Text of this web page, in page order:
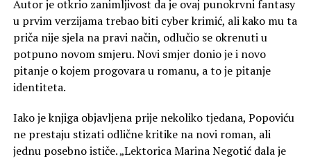
Autor je otkrio zanimljivost da je ovaj punokrvni fantasy
u prvim verzijama trebao biti cyber krimić, ali kako mu ta
priča nije sjela na pravi način, odlučio se okrenuti u
potpuno novom smjeru. Novi smjer donio je i novo
pitanje o kojem progovara u romanu, a to je pitanje
identiteta.
Iako je knjiga objavljena prije nekoliko tjedana, Popoviću
ne prestaju stizati odlične kritike na novi roman, ali
jednu posebno ističe. „Lektorica Marina Negotić dala je